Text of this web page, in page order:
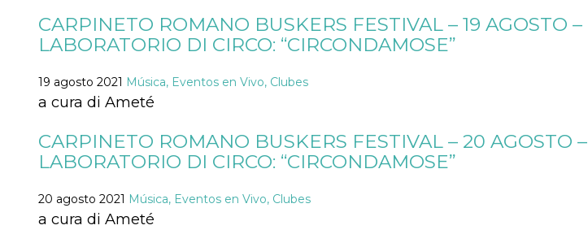
CARPINETO ROMANO BUSKERS FESTIVAL – 19 AGOSTO –
LABORATORIO DI CIRCO: “CIRCONDAMOSE”
19 agosto 2021 Música, Eventos en Vivo, Clubes
a cura di Ameté
CARPINETO ROMANO BUSKERS FESTIVAL – 20 AGOSTO –
LABORATORIO DI CIRCO: “CIRCONDAMOSE”
20 agosto 2021 Música, Eventos en Vivo, Clubes
a cura di Ameté
los servicios de
procesamiento
de pagos,
facilitando el
en el navegador
rápido.
CookieScriptConsent
CookieScript
oooh.events
4 semanas 2
días
El servicio
Cookie-
cookie para